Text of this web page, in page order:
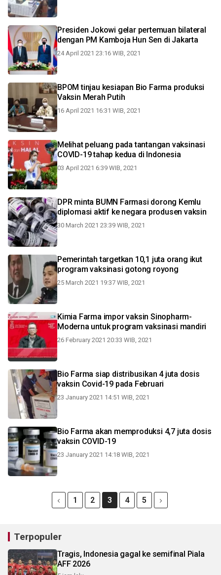
Presiden Jokowi gelar pertemuan bilateral
dengan PM Kamboja Hun Sen di Jakarta
24 April 2021 23:16 WIB, 2021
BPOM tinjau kesiapan Bio Farma produksi
Vaksin Merah Putih
16 April 2021 16:31 WIB, 2021
Melihat peluang pada tantangan vaksinasi
COVID-19 tahap kedua di Indonesia
03 April 2021 6:39 WIB, 2021
DPR minta BUMN Farmasi dorong Kemlu
diplomasi aktif ke negara produsen vaksin
30 March 2021 23:39 WIB, 2021
Pemerintah targetkan 10,1 juta orang ikut
program vaksinasi gotong royong
25 March 2021 19:37 WIB, 2021
Kimia Farma impor vaksin Sinopharm-
Moderna untuk program vaksinasi mandiri
26 February 2021 20:33 WIB, 2021
Bio Farma siap distribusikan 4 juta dosis
vaksin Covid-19 pada Februari
23 January 2021 14:51 WIB, 2021
Bio Farma akan memproduksi 4,7 juta dosis
vaksin COVID-19
23 January 2021 14:18 WIB, 2021
1 2 3 4 5
Terpopuler
Tragis, Indonesia gagal ke semifinal Piala
AFF 2026